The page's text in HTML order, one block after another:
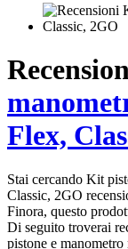
Flex,
Stai cercando Kit
Classic, 2GO
Finora, questo
Di seguito troverai
pistone e